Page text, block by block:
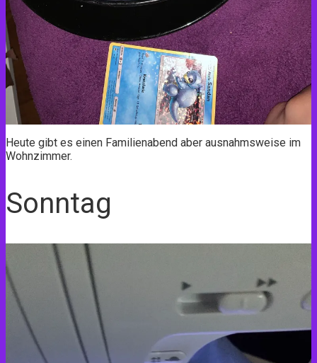
Heute gibt es einen Familienabend aber ausnahmsweise im
Wohnzimmer.
Sonntag